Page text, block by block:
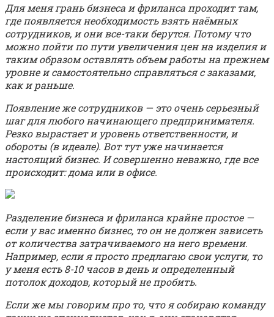
Для меня грань бизнеса и фриланса проходит там,
где появляется необходимость взять наёмных
сотрудников, и они все-таки берутся. Потому что
можно пойти по пути увеличения цен на изделия и
таким образом оставлять объем работы на прежнем
уровне и самостоятельно справляться с заказами,
как и раньше.
Появление же сотрудников — это очень серьезный
шаг для любого начинающего предпринимателя.
Резко вырастает и уровень ответственности, и
обороты (в идеале). Вот тут уже начинается
настоящий бизнес. И совершенно неважно, где все
происходит: дома или в офисе.
Разделение бизнеса и фриланса крайне простое —
если у вас именно бизнес, то он не должен зависеть
от количества затрачиваемого на него времени.
Например, если я просто предлагаю свои услуги, то
у меня есть 8-10 часов в день и определенный
потолок доходов, который не пробить.
Если же мы говорим про то, что я собираю команду